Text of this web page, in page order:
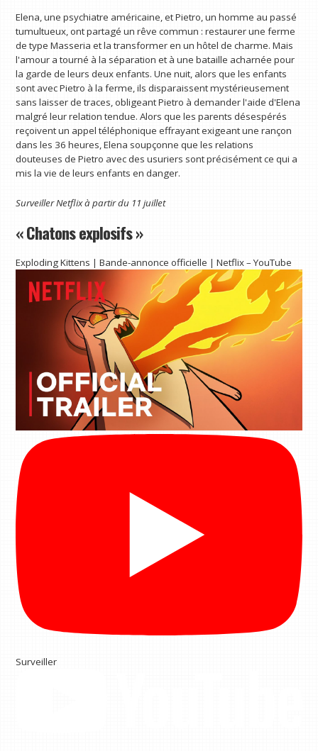
Elena, une psychiatre américaine, et Pietro, un homme au passé
tumultueux, ont partagé un rêve commun : restaurer une ferme
de type Masseria et la transformer en un hôtel de charme. Mais
l'amour a tourné à la séparation et à une bataille acharnée pour
la garde de leurs deux enfants. Une nuit, alors que les enfants
sont avec Pietro à la ferme, ils disparaissent mystérieusement
sans laisser de traces, obligeant Pietro à demander l'aide d'Elena
malgré leur relation tendue. Alors que les parents désespérés
reçoivent un appel téléphonique effrayant exigeant une rançon
dans les 36 heures, Elena soupçonne que les relations
douteuses de Pietro avec des usuriers sont précisément ce qui a
mis la vie de leurs enfants en danger.
SurveillerNetflixà partir du 11 juillet
« Chatons explosifs »
Exploding Kittens | Bande-annonce officielle | Netflix – YouTube
Surveiller